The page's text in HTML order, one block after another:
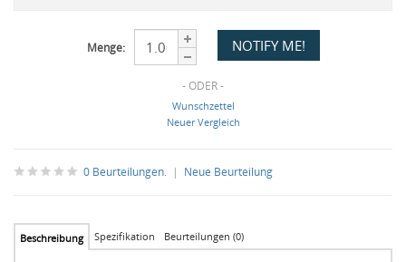
Menge:
- ODER -
Wunschzettel
Neuer Vergleich
0 Beurteilungen. | Neue Beurteilung
Beschreibung Spezifikation Beurteilungen (0)